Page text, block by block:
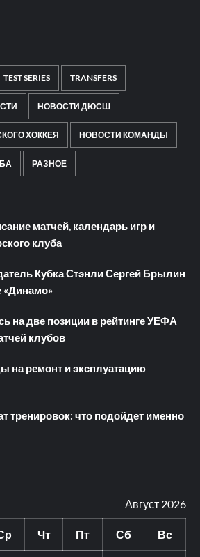
TEST SERIES TRANSFERS
НОВОСТИ ДЮСШ
ХОККЕЯ НОВОСТИ КОМАНДЫ
РАЗНОЕ
матчей, календарь игр и
клуба
Кубка Стэнли Сергей Брылин
«Динамо»
на две позиции в рейтинге УЕФА
клубов
на ремонт и эксплуатацию
тренировок: что подойдет именно
Август 2026
Чт Пт Сб Вс